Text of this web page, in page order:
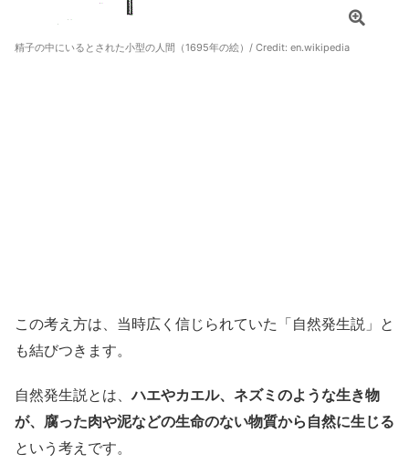
精子の中にいるとされた小型の人間（1695年の絵）/ Credit: en.wikipedia
この考え方は、当時広く信じられていた「自然発生説」と
も結びつきます。
自然発生説とは、ハエやカエル、ネズミのような生き物
が、腐った肉や泥などの生命のない物質から自然に生じる
という考えです。